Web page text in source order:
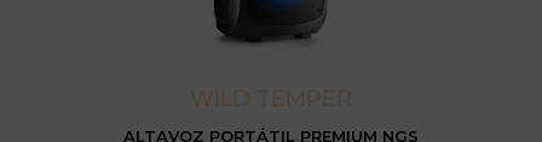
WILD TEMPER
ALTAVOZ PORTÁTIL PREMIUM NGS